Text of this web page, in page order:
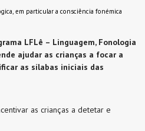
em particular a consciência fonémica
LFLê – Linguagem, Fonologia
ajudar as crianças a focar a
as sílabas iniciais das
as crianças a detetar e